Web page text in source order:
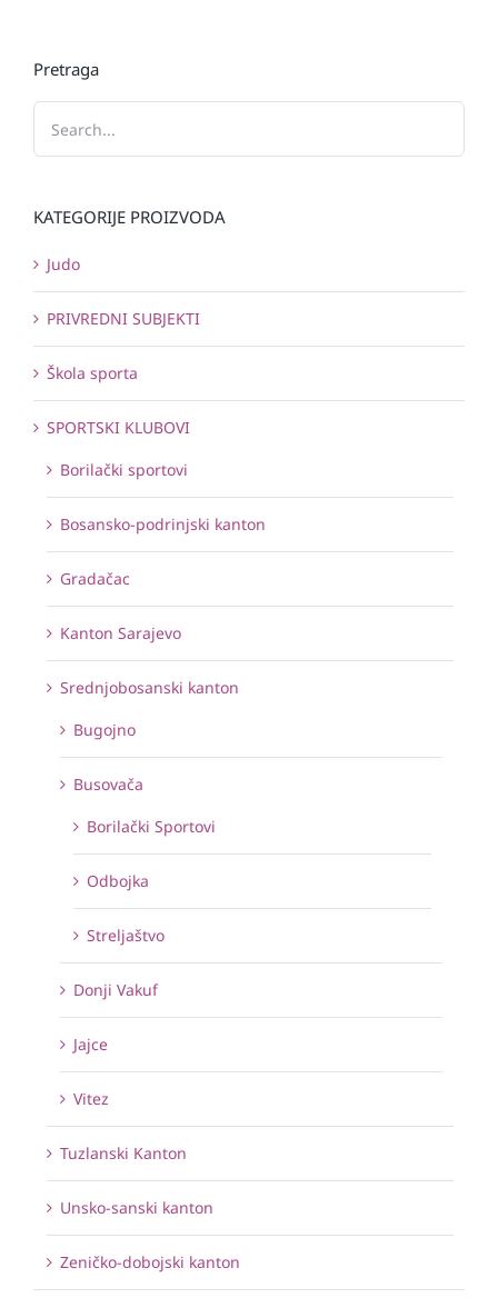
Pretraga
KATEGORIJE PROIZVODA
Judo
PRIVREDNI SUBJEKTI
Škola sporta
SPORTSKI KLUBOVI
Borilački sportovi
Bosansko-podrinjski kanton
Gradačac
Kanton Sarajevo
Srednjobosanski kanton
Bugojno
Busovača
Borilački Sportovi
Odbojka
Streljaštvo
Donji Vakuf
Jajce
Vitez
Tuzlanski Kanton
Unsko-sanski kanton
Zeničko-dobojski kanton